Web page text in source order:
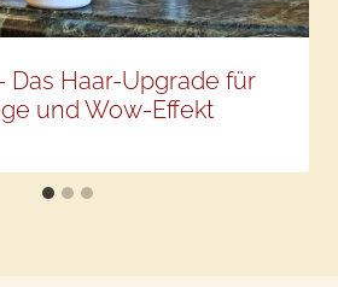
Das Haar-Upgrade für
und Wow-Effekt